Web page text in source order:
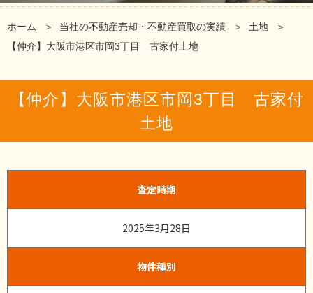
ホーム 当社の不動産売却・不動産買取の実績
土地
【仲介】大阪市港区市岡3丁目 古家付土地
【仲介】大阪市港区市岡3丁目 古家付
土地
査定時期
2025年3月28日
物件種別